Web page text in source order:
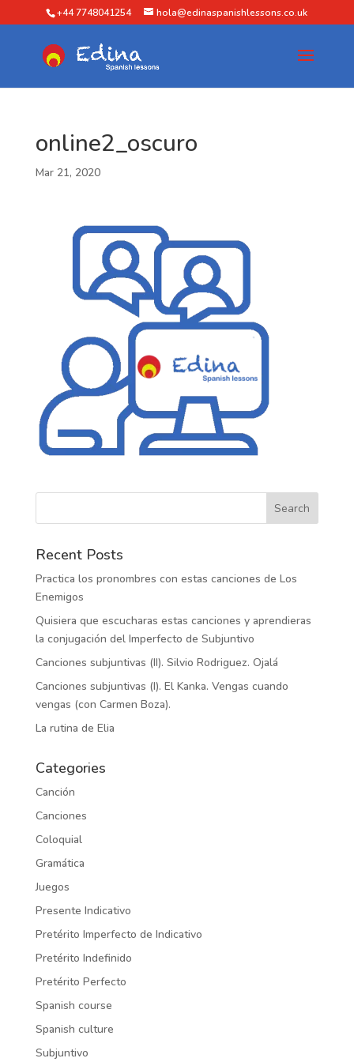
+44 7748041254 hola@edinaspanishlessons.co.uk
online2_oscuro
Mar 21, 2020
Recent Posts
Practica los pronombres con estas canciones de Los
Enemigos
Quisiera que escucharas estas canciones y aprendieras
la conjugación del Imperfecto de Subjuntivo
Canciones subjuntivas (II). Silvio Rodriguez. Ojalá
Canciones subjuntivas (I). El Kanka. Vengas cuando
vengas (con Carmen Boza).
La rutina de Elia
Categories
Canción
Canciones
Coloquial
Gramática
Juegos
Presente Indicativo
Pretérito Imperfecto de Indicativo
Pretérito Indefinido
Pretérito Perfecto
Spanish course
Spanish culture
Subjuntivo